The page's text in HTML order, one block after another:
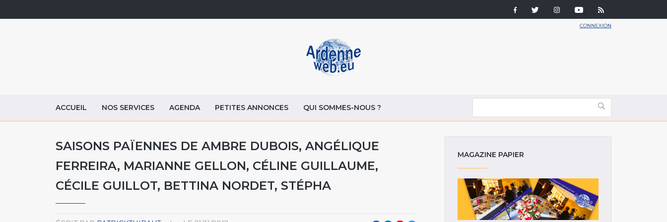
CONNEXION
ACCUEIL NOS SERVICES AGENDA PETITES ANNONCES QUI SOMMES-NOUS ?
SAISONS PAÏENNES DE AMBRE DUBOIS, ANGÉLIQUE
FERREIRA, MARIANNE GELLON, CÉLINE GUILLAUME,
CÉCILE GUILLOT, BETTINA NORDET, STÉPHA
MAGAZINE PAPIER